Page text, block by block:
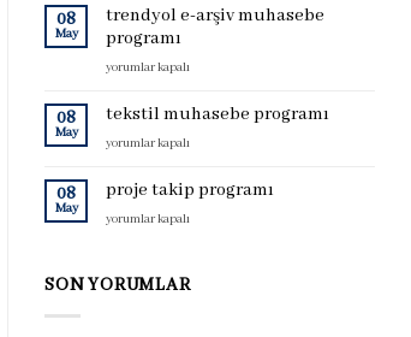
takibi
için
08
May
trendyol e-arşiv muhasebe
programı
trendyol
arşiv
programı
yorumlar kapalı
08
May
tekstil muhasebe programı
tekstil
programı
yorumlar kapalı
08
May
proje takip programı
proje
için
yorumlar kapalı
SON YORUMLAR